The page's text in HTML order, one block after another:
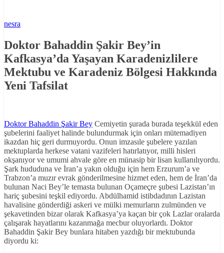
nesra
Doktor Bahaddin Şakir Bey’in
Kafkasya’da Yaşayan Karadenizlilere
Mektubu ve Karadeniz Bölgesi Hakkında
Yeni Tafsilat
Doktor Bahaddin Şakir Bey Cemiyetin şurada burada teşekkül eden
şubelerini faaliyet halinde bulundurmak için onları mütemadiyen
ikazdan hiç geri durmuyordu. Onun imzasıle şubelere yazılan
mektuplarda herkese vatani vazifeleri hatırlatıyor, milli hisleri
okşanıyor ve umumi ahvale göre en münasip bir lisan kullanılıyordu.
Şark hududuna ve İran’a yakın olduğu için hem Erzurum’a ve
Trabzon’a muzır evrak gönderilmesine hizmet eden, hem de İran’da
bulunan Naci Bey’le temasta bulunan Oçameçre şubesi Lazistan’ın
hariç şubesini teşkil ediyordu. Abdülhamid istibdadının Lazistan
havalisine gönderdiği askeri ve mülki memurların zulmünden ve
şekavetinden bizar olarak Kafkasya’ya kaçan bir çok Lazlar oralarda
çalışarak hayatlarını kazanmağa mecbur oluyorlardı. Doktor
Bahaddin Şakir Bey bunlara hitaben yazdığı bir mektubunda
diyordu ki: